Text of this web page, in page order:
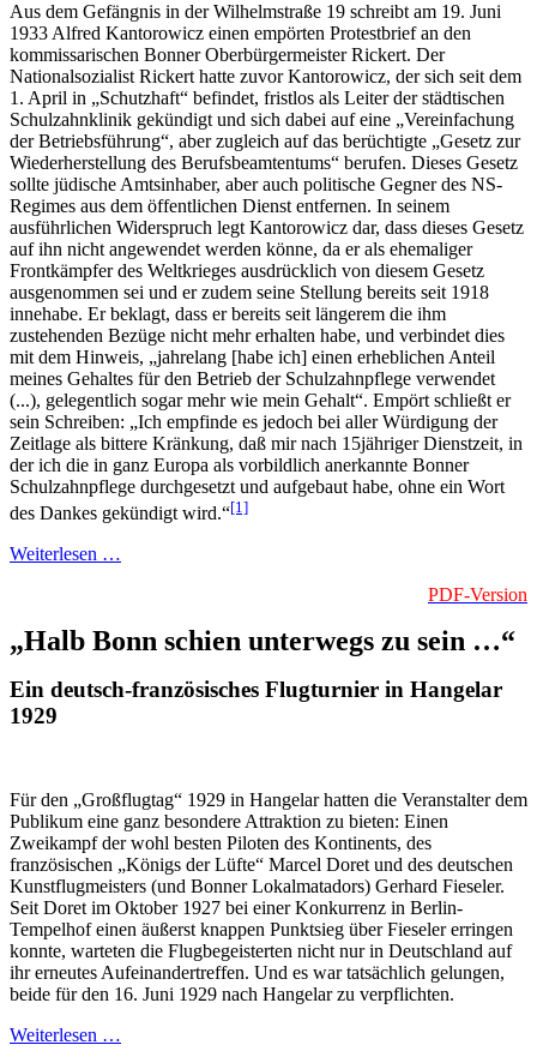
Aus dem Gefängnis in der Wilhelmstraße 19 schreibt am 19. Juni
1933 Alfred Kantorowicz einen empörten Protestbrief an den
kommissarischen Bonner Oberbürgermeister Rickert. Der
Nationalsozialist Rickert hatte zuvor Kantorowicz, der sich seit dem
1. April in „Schutzhaft“ befindet, fristlos als Leiter der städtischen
Schulzahnklinik gekündigt und sich dabei auf eine „Vereinfachung
der Betriebsführung“, aber zugleich auf das berüchtigte „Gesetz zur
Wiederherstellung des Berufsbeamtentums“ berufen. Dieses Gesetz
sollte jüdische Amtsinhaber, aber auch politische Gegner des NS-
Regimes aus dem öffentlichen Dienst entfernen. In seinem
ausführlichen Widerspruch legt Kantorowicz dar, dass dieses Gesetz
auf ihn nicht angewendet werden könne, da er als ehemaliger
Frontkämpfer des Weltkrieges ausdrücklich von diesem Gesetz
ausgenommen sei und er zudem seine Stellung bereits seit 1918
innehabe. Er beklagt, dass er bereits seit längerem die ihm
zustehenden Bezüge nicht mehr erhalten habe, und verbindet dies
mit dem Hinweis, „jahrelang [habe ich] einen erheblichen Anteil
meines Gehaltes für den Betrieb der Schulzahnpflege verwendet
(...), gelegentlich sogar mehr wie mein Gehalt“. Empört schließt er
sein Schreiben: „Ich empfinde es jedoch bei aller Würdigung der
Zeitlage als bittere Kränkung, daß mir nach 15jähriger Dienstzeit, in
der ich die in ganz Europa als vorbildlich anerkannte Bonner
Schulzahnpflege durchgesetzt und aufgebaut habe, ohne ein Wort
des Dankes gekündigt wird.“[1]
Weiterlesen …
PDF-Version
„Halb Bonn schien unterwegs zu sein …“
Ein deutsch-französisches Flugturnier in Hangelar
1929
Für den „Großflugtag“ 1929 in Hangelar hatten die Veranstalter dem
Publikum eine ganz besondere Attraktion zu bieten: Einen
Zweikampf der wohl besten Piloten des Kontinents, des
französischen „Königs der Lüfte“ Marcel Doret und des deutschen
Kunstflugmeisters (und Bonner Lokalmatadors) Gerhard Fieseler.
Seit Doret im Oktober 1927 bei einer Konkurrenz in Berlin-
Tempelhof einen äußerst knappen Punktsieg über Fieseler erringen
konnte, warteten die Flugbegeisterten nicht nur in Deutschland auf
ihr erneutes Aufeinandertreffen. Und es war tatsächlich gelungen,
beide für den 16. Juni 1929 nach Hangelar zu verpflichten.
Weiterlesen …